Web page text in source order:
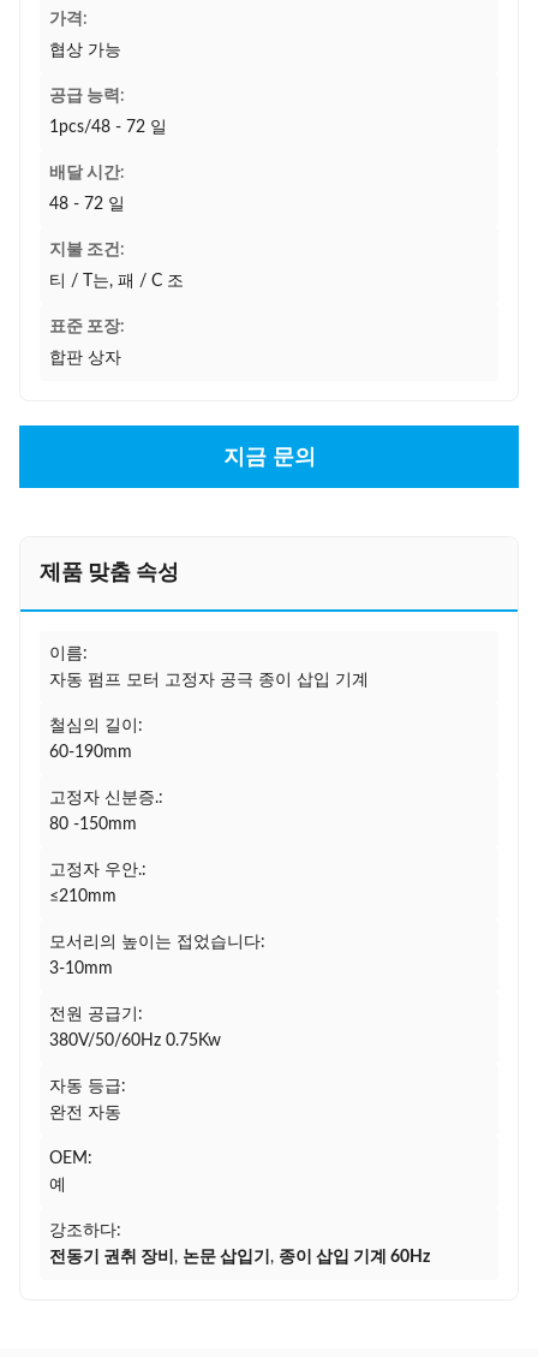
가격:
협상 가능
공급 능력:
1pcs/48 - 72 일
배달 시간:
48 - 72 일
지불 조건:
티 / T는, 패 / C 조
표준 포장:
합판 상자
지금 문의
제품 맞춤 속성
이름:
자동 펌프 모터 고정자 공극 종이 삽입 기계
철심의 길이:
60-190mm
고정자 신분증.:
80 -150mm
고정자 우안.:
≤210mm
모서리의 높이는 접었습니다:
3-10mm
전원 공급기:
380V/50/60Hz 0.75Kw
자동 등급:
완전 자동
OEM:
예
강조하다:
전동기 권취 장비 , 논문 삽입기 , 종이 삽입 기계 60Hz